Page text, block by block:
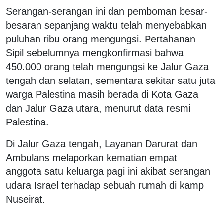
Serangan-serangan ini dan pemboman besar-
besaran sepanjang waktu telah menyebabkan
puluhan ribu orang mengungsi. Pertahanan
Sipil sebelumnya mengkonfirmasi bahwa
450.000 orang telah mengungsi ke Jalur Gaza
tengah dan selatan, sementara sekitar satu juta
warga Palestina masih berada di Kota Gaza
dan Jalur Gaza utara, menurut data resmi
Palestina.
Di Jalur Gaza tengah, Layanan Darurat dan
Ambulans melaporkan kematian empat
anggota satu keluarga pagi ini akibat serangan
udara Israel terhadap sebuah rumah di kamp
Nuseirat.